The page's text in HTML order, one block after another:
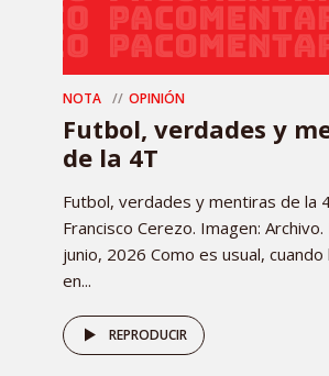
NOTA OPINIÓN
Futbol, verdades y
de la 4T
Futbol, verdades y mentiras de la
Francisco Cerezo. Imagen: Archivo.
junio, 2026 Como es usual, cuando
en...
REPRODUCIR